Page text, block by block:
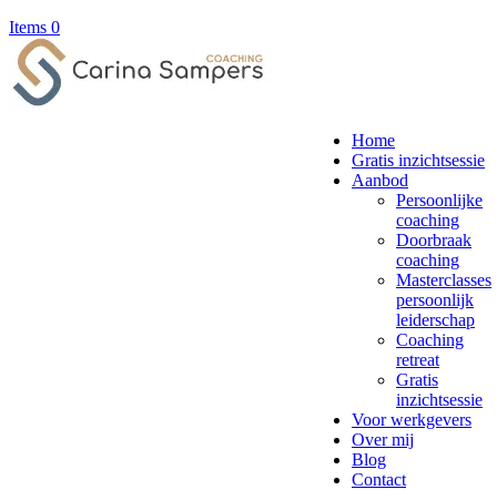
Items 0
Home
Gratis inzichtsessie
Aanbod
Persoonlijke
coaching
Doorbraak
coaching
Masterclasses
persoonlijk
leiderschap
Coaching
retreat
Gratis
inzichtsessie
Voor werkgevers
Over mij
Blog
Contact